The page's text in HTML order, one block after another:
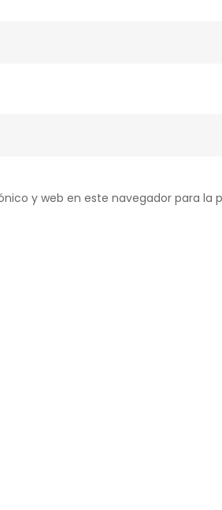
y web en este navegador para la